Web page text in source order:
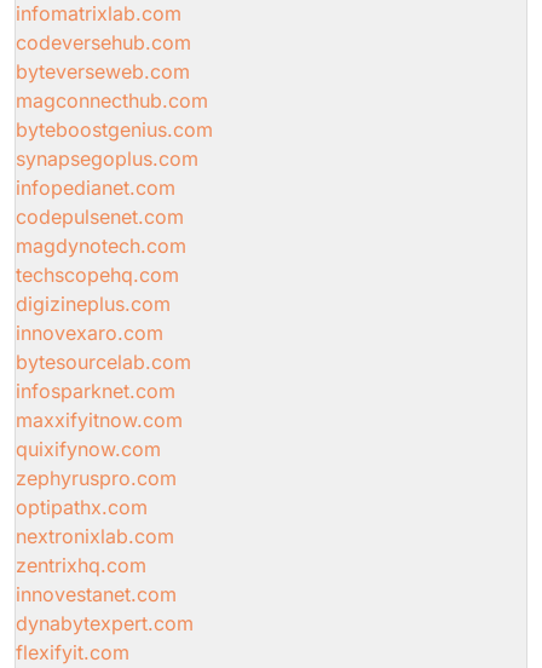
infomatrixlab.com
codeversehub.com
byteverseweb.com
magconnecthub.com
byteboostgenius.com
synapsegoplus.com
infopedianet.com
codepulsenet.com
magdynotech.com
techscopehq.com
digizineplus.com
innovexaro.com
bytesourcelab.com
infosparknet.com
maxxifyitnow.com
quixifynow.com
zephyruspro.com
optipathx.com
nextronixlab.com
zentrixhq.com
innovestanet.com
dynabytexpert.com
flexifyit.com